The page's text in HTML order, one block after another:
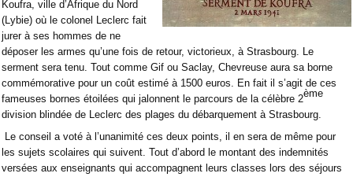
Koufra, ville d’Afrique du Nord
(Lybie) où le colonel Leclerc fait
jurer à ses hommes de ne
déposer les armes qu’une fois de retour, victorieux, à Strasbourg. Le
serment sera tenu. Tout comme Gif ou Saclay, Chevreuse aura sa borne
commémorative pour un coût estimé à 1500 euros. En fait il s’agit de ces
fameuses bornes étoilées qui jalonnent le parcours de la célèbre 2ème
division blindée de Leclerc des plages du débarquement à Strasbourg.
Le conseil a voté à l’unanimité ces deux points, il en sera de même pour
les sujets scolaires qui suivent. Tout d’abord le montant des indemnités
versées aux enseignants qui accompagnent leurs classes lors des séjours